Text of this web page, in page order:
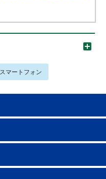
スマートフォン